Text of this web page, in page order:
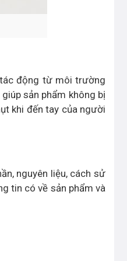
động từ môi trường
sản phẩm không bị
khi đến tay của người
nguyên liệu, cách sử
tin có về sản phẩm và